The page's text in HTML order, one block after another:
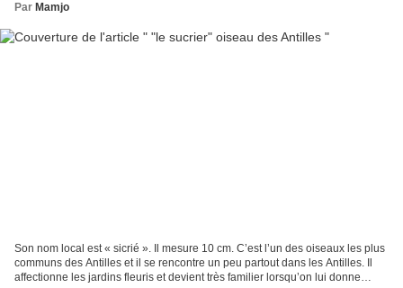
Par Mamjo
Son nom local est « sicrié ». Il mesure 10 cm. C’est l’un des oiseaux les plus
communs des Antilles et il se rencontre un peu partout dans les Antilles. Il
affectionne les jardins fleuris et devient très familier lorsqu’on lui donne